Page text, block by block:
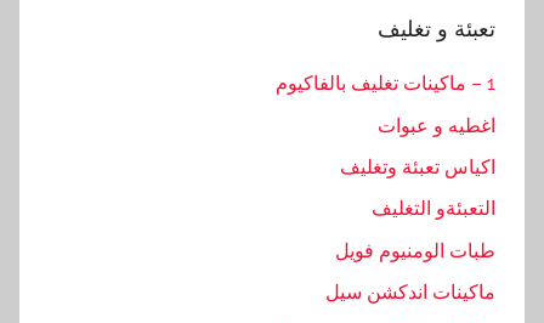
تعبئة و تغليف
1 – ماكينات تغليف بالفاكيوم
اغطيه و عبوات
اكياس تعبئة وتغليف
التعبئةو التغليف
طبات الومنيوم فويل
ماكينات اندكشن سيل